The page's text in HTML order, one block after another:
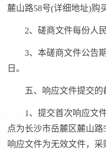
麓山路58号(详细地址)购
2、磋商文件每份人民
3、本磋商文件公告期
日。
五、响应文件提交的
1、提交首次响应文件
点为长沙市岳麓区麓山
响应文件为无效文件，